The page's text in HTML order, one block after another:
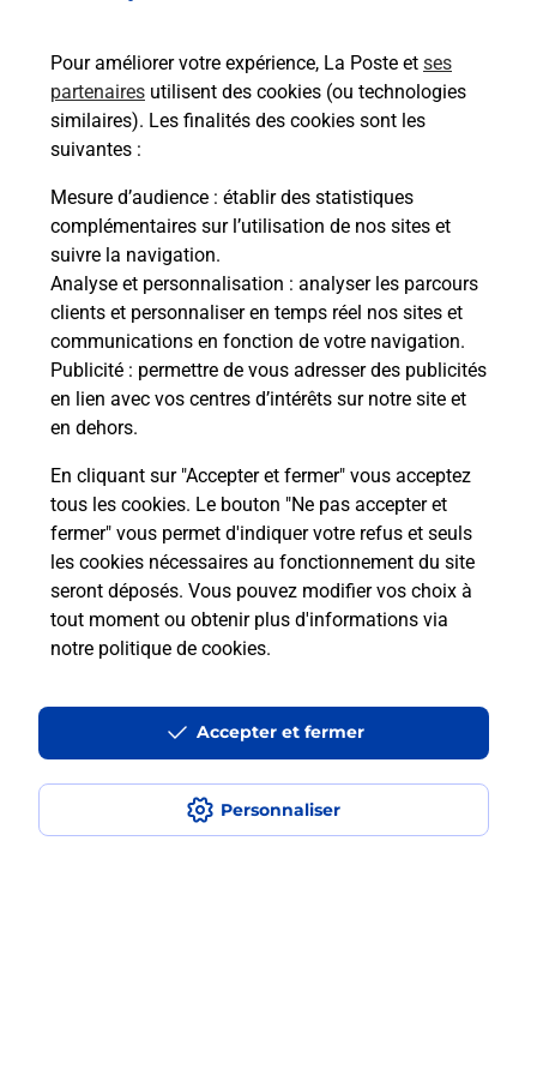
Pour améliorer votre expérience, La Poste et ses
partenaires utilisent des cookies (ou technologies
similaires). Les finalités des cookies sont les
suivantes :
Mesure d’audience : établir des statistiques
complémentaires sur l’utilisation de nos sites et
suivre la navigation.
Analyse et personnalisation : analyser les parcours
clients et personnaliser en temps réel nos sites et
communications en fonction de votre navigation.
Publicité : permettre de vous adresser des publicités
en lien avec vos centres d’intérêts sur notre site et
en dehors.
En cliquant sur "Accepter et fermer" vous acceptez
tous les cookies. Le bouton "Ne pas accepter et
fermer" vous permet d'indiquer votre refus et seuls
les cookies nécessaires au fonctionnement du site
seront déposés. Vous pouvez modifier vos choix à
tout moment ou obtenir plus d'informations via
notre politique de cookies.
Personnaliser
Accepter et fermer
Acheter un iPhone neuf ou reconditionné
Vous recherchez un smartphone pas cher proche
de chez vous ? Découvrez notre offre de
téléphones iPhone Apple dans vos bureaux de
Poste à NESLE (80190) !
En savoir plus
Questions fréquemment posées
Comment retourner un colis acheté
en ligne depuis votre boîte aux lettres
Comment envoyer un colis ou faire un
retour chez un e-commerçant sans se
déplacer ?